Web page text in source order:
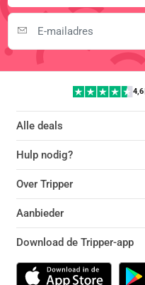
4,6
Alle deals
Hulp nodig?
Over Tripper
Aanbieder
Download de Tripper-app